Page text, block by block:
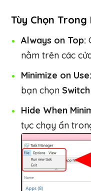
Tùy Chọn
Always on Top:
nằm trên các
Minimize on Use:
bạn chọn
Hide When
tục chạy ẩn